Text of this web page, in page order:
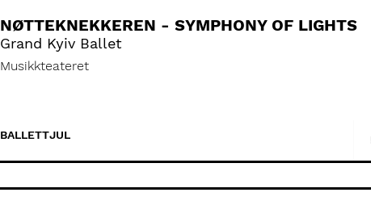
NØTTEKNEKKEREN - SYMPHONY OF LIGHTS
Grand Kyiv Ballet
Musikkteateret
BALLETTJUL